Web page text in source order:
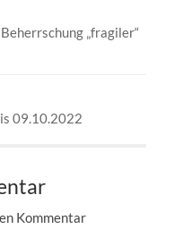
„fragiler“
09.10.2022
Kommentar